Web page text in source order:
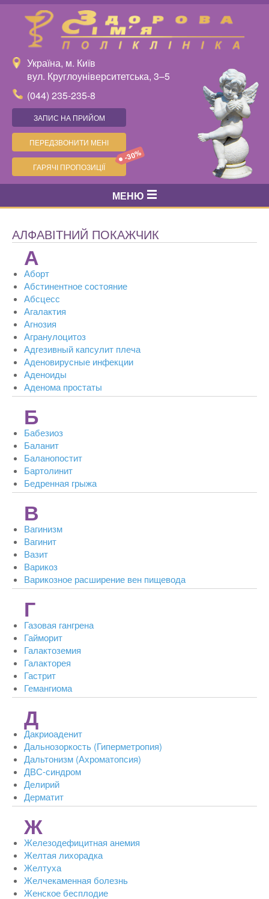
Україна, м. Київ
вул. Круглоуніверситетська, 3–5
(044) 235-235-8
ЗАПИС НА ПРИЙОМ
ПЕРЕДЗВОНИТИ МЕНІ
ГАРЯЧІ ПРОПОЗИЦІЇ
-30%
МЕНЮ
АЛФАВІТНИЙ ПОКАЖЧИК
А
Аборт
Абстинентное состояние
Абсцесс
Агалактия
Агнозия
Агранулоцитоз
Адгезивный капсулит плеча
Аденовирусные инфекции
Аденоиды
Аденома простаты
Б
Бабезиоз
Баланит
Баланопостит
Бартолинит
Бедренная грыжа
В
Вагинизм
Вагинит
Вазит
Варикоз
Варикозное расширение вен пищевода
Г
Газовая гангрена
Гайморит
Галактоземия
Галакторея
Гастрит
Гемангиома
Д
Дакриоаденит
Дальнозоркость (Гиперметропия)
Дальтонизм (Ахроматопсия)
ДВС-синдром
Делирий
Дерматит
Ж
Железодефицитная анемия
Желтая лихорадка
Желтуха
Желчекаменная болезнь
Женское бесплодие